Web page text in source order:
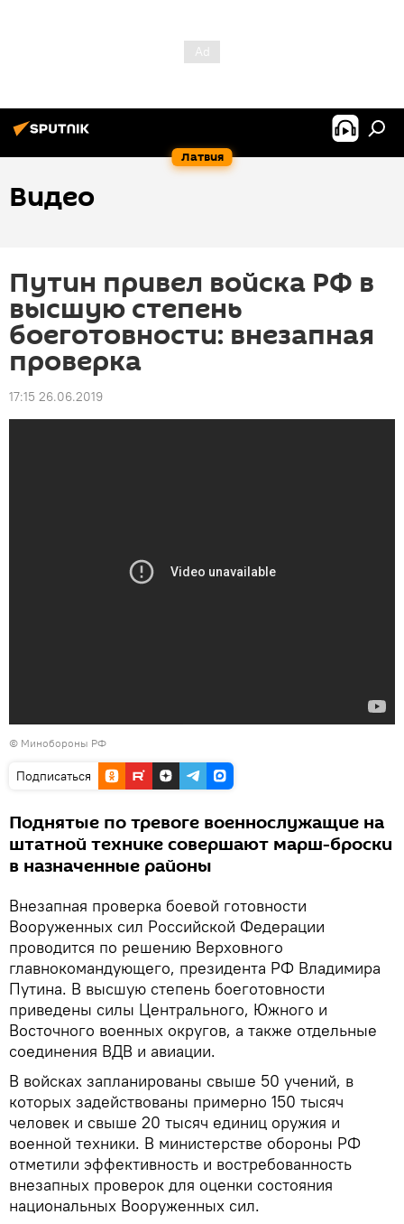
Латвия
Видео
Путин привел войска РФ в
высшую степень
боеготовности: внезапная
проверка
17:15 26.06.2019
© Минобороны РФ
Подписаться
Поднятые по тревоге военнослужащие на
штатной технике совершают марш-броски
в назначенные районы
Внезапная проверка боевой готовности
Вооруженных сил Российской Федерации
проводится по решению Верховного
главнокомандующего, президента РФ Владимира
Путина. В высшую степень боеготовности
приведены силы Центрального, Южного и
Восточного военных округов, а также отдельные
соединения ВДВ и авиации.
В войсках запланированы свыше 50 учений, в
которых задействованы примерно 150 тысяч
человек и свыше 20 тысяч единиц оружия и
военной техники. В министерстве обороны РФ
отметили эффективность и востребованность
внезапных проверок для оценки состояния
национальных Вооруженных сил.